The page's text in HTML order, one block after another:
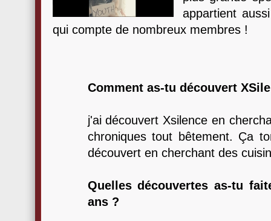
appartient
qui compte de nombreux membres !
Comment as-tu découvert
j'ai découvert Xsilence en
chroniques tout bêtement. Ça
découvert en cherchant des
Quelles découvertes as-tu
ans ?